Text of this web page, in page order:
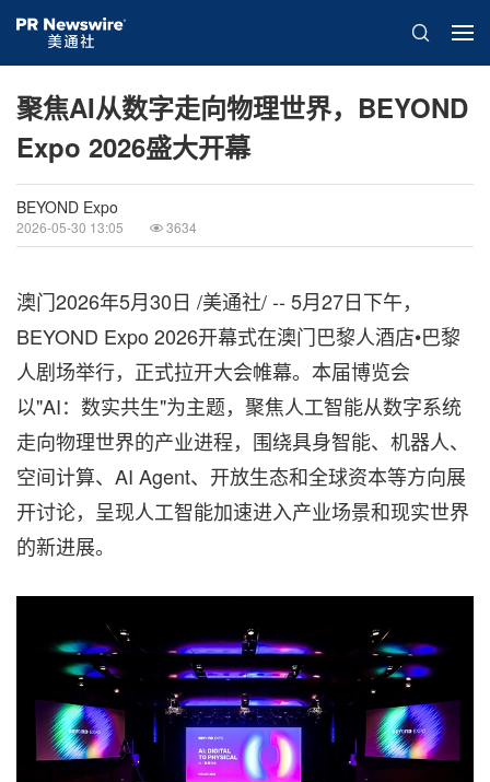
聚焦AI从数字走向物理世界，BEYOND
Expo 2026盛大开幕
BEYOND Expo
2026-05-30 13:05 3634
澳门2026年5月30日 /美通社/ -- 5月27日下午，
BEYOND Expo 2026开幕式在澳门巴黎人酒店•巴黎
人剧场举行，正式拉开大会帷幕。本届博览会
以"AI：数实共生"为主题，聚焦人工智能从数字系统
走向物理世界的产业进程，围绕具身智能、机器人、
空间计算、AI Agent、开放生态和全球资本等方向展
开讨论，呈现人工智能加速进入产业场景和现实世界
的新进展。